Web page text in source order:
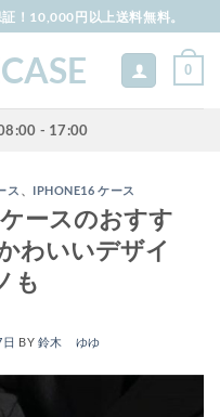
！10,000円以上送料無料。
0
- 17:00
ス 、 IPHONE16 ケース
ースのおすす
わいいデザイ
も
BY 鈴木 ゆゆ